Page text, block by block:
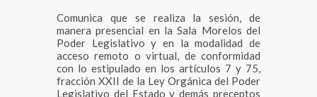
Comunica que se realiza la sesión, de
manera presencial en la Sala Morelos del
Poder Legislativo y en la modalidad de
acceso remoto o virtual, de conformidad
con lo estipulado en los artículos 7 y 75,
fracción XXII de la Ley Orgánica del Poder
Legislativo del Estado y demás preceptos